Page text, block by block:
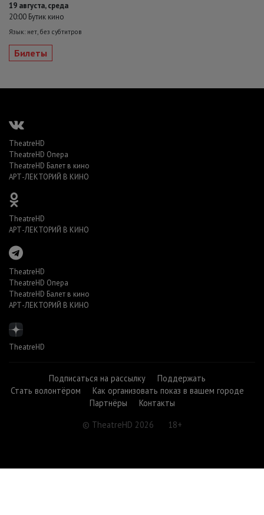
19 августа, среда
20:00 Бутик кино
Язык: нет, без субтитров
Билеты
TheatreHD
TheatreHD Опера
TheatreHD Балет в кино
АРТ-ЛЕКТОРИЙ В КИНО
TheatreHD
АРТ-ЛЕКТОРИЙ В КИНО
TheatreHD
TheatreHD Опера
TheatreHD Балет в кино
АРТ-ЛЕКТОРИЙ В КИНО
TheatreHD
Подписаться на рассылку
Поддержать
Стать волонтёром
Как организовать показ в вашем городе
Партнёры
Контакты
© TheatreHD 2026
18+